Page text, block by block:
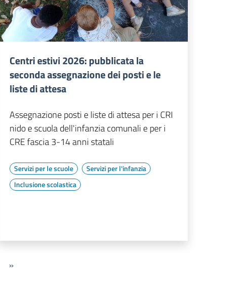
Centri estivi 2026: pubblicata la
seconda assegnazione dei posti e le
liste di attesa
Assegnazione posti e liste di attesa per i CRI
nido e scuola dell'infanzia comunali e per i
CRE fascia 3-14 anni statali
Servizi per le scuole
Servizi per l'infanzia
Inclusione scolastica
»